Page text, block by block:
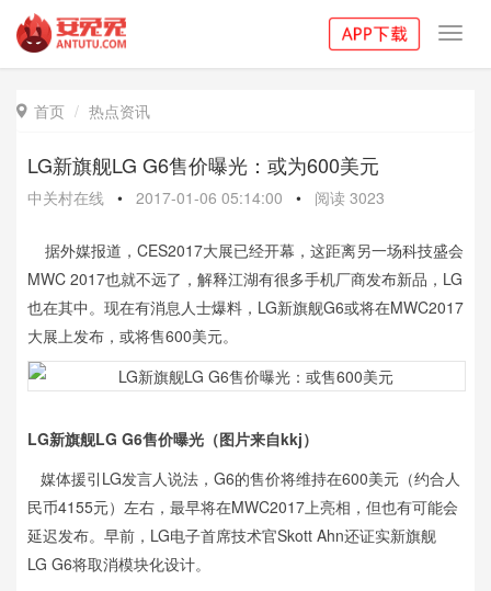
 首页 热点资讯
LG新旗舰LG G6售价曝光：或为600美元
中关村在线 • 2017-01-06 05:14:00 • 阅读 3023
据外媒报道，CES2017大展已经开幕，这距离另一场科技盛会
MWC 2017也就不远了，解释江湖有很多手机厂商发布新品，LG
也在其中。现在有消息人士爆料，LG新旗舰G6或将在MWC2017
大展上发布，或将售600美元。
LG新旗舰LG G6售价曝光（图片来自kkj）
媒体援引LG发言人说法，G6的售价将维持在600美元（约合人
民币4155元）左右，最早将在MWC2017上亮相，但也有可能会
延迟发布。早前，LG电子首席技术官Skott Ahn还证实新旗舰
LG G6将取消模块化设计。